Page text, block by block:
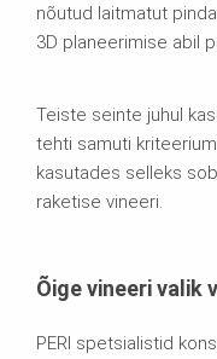
nõutud laitmatut
3D planeerimise abil
Teiste seinte juhul
tehti samuti
kasutades selleks
raketise vineeri.
Õige vineeri
PERI spetsialistid